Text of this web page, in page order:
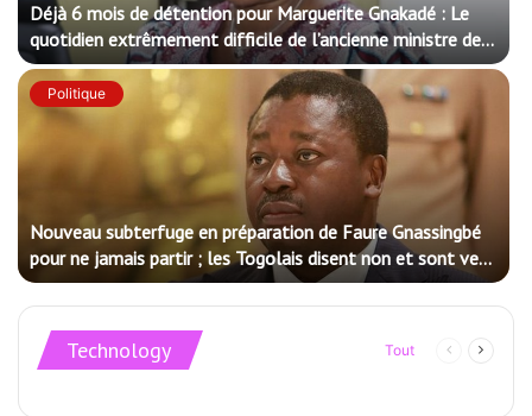
Déjà 6 mois de détention pour Marguerite Gnakadé : Le
quotidien extrêmement difficile de l’ancienne ministre des
Armées
Politique
Nouveau subterfuge en préparation de Faure Gnassingbé
pour ne jamais partir ; les Togolais disent non et sont vent
debout
Technology Tout
Page